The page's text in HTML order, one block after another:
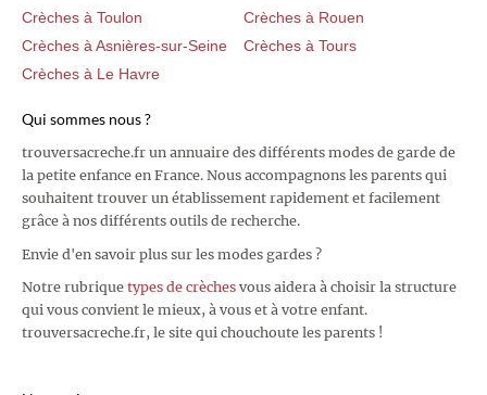
Crèches à Toulon
Crèches à Rouen
Crèches à Asnières-sur-Seine
Crèches à Tours
Crèches à Le Havre
Qui sommes nous ?
trouversacreche.fr un annuaire des différents modes de garde de
la petite enfance en France. Nous accompagnons les parents qui
souhaitent trouver un établissement rapidement et facilement
grâce à nos différents outils de recherche.
Envie d'en savoir plus sur les modes gardes ?
Notre rubrique types de crèches vous aidera à choisir la structure
qui vous convient le mieux, à vous et à votre enfant.
trouversacreche.fr, le site qui chouchoute les parents !